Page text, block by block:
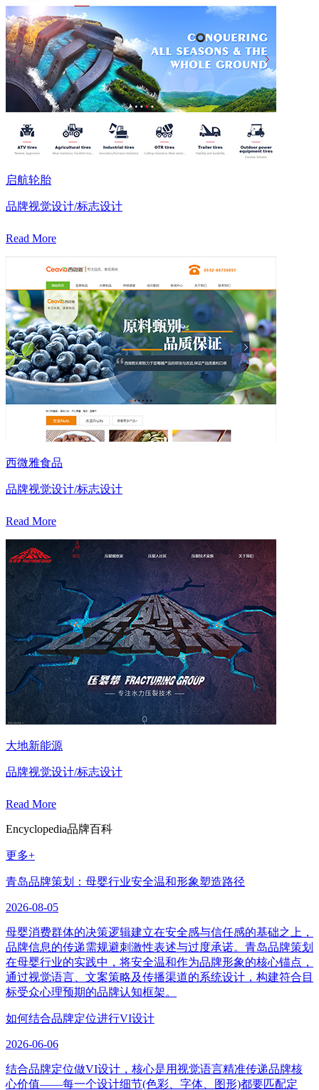
启航轮胎
品牌视觉设计/标志设计
Read More
西微雅食品
品牌视觉设计/标志设计
Read More
大地新能源
品牌视觉设计/标志设计
Read More
Encyclopedia品牌百科
更多+
青岛品牌策划：母婴行业安全温和形象塑造路径
2026-08-05
母婴消费群体的决策逻辑建立在安全感与信任感的基础之上，
品牌信息的传递需规避刺激性表述与过度承诺。青岛品牌策划
在母婴行业的实践中，将安全温和作为品牌形象的核心锚点，
通过视觉语言、文案策略及传播渠道的系统设计，构建符合目
标受众心理预期的品牌认知框架。
如何结合品牌定位进行VI设计
2026-06-06
结合品牌定位做VI设计，核心是用视觉语言精准传递品牌核
心价值——每一个设计细节(色彩、字体、图形)都要匹配定